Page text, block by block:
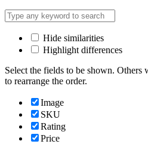
Hide similarities
Highlight differences
Select the fields to be shown.
to rearrange the order.
Image
SKU
Rating
Price